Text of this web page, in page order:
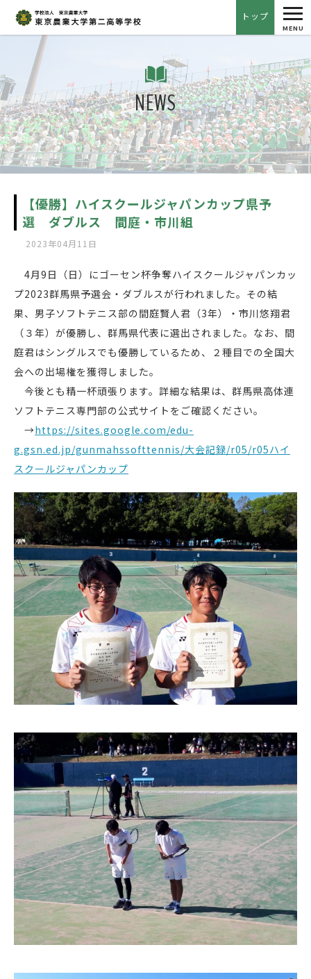
トップ
MENU
NEWS
【優勝】ハイスクールジャパンカップ県予
選 ダブルス 間庭・市川組
2023年04月11日
4月9日（日）にゴーセン杯争奪ハイスクールジャパンカッ
プ2023群馬県予選会・ダブルスが行われました。その結
果、男子ソフトテニス部の間庭賢人君（3年）・市川悠翔君
（３年）が優勝し、群馬県代表に選出されました。なお、間
庭君はシングルスでも優勝しているため、２種目での全国大
会への出場権を獲得しました。
今後とも精一杯頑張ります。詳細な結果は、群馬県高体連
ソフトテニス専門部の公式サイトをご確認ください。
→https://sites.google.com/edu-
g.gsn.ed.jp/gunmahssofttennis/大会記録/r05/r05ハイ
スクールジャパンカップ